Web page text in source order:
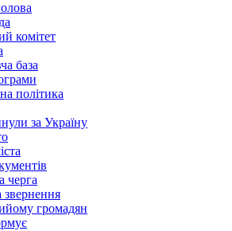
комітет
база
політика
за Україну
черга
звернення
громадян